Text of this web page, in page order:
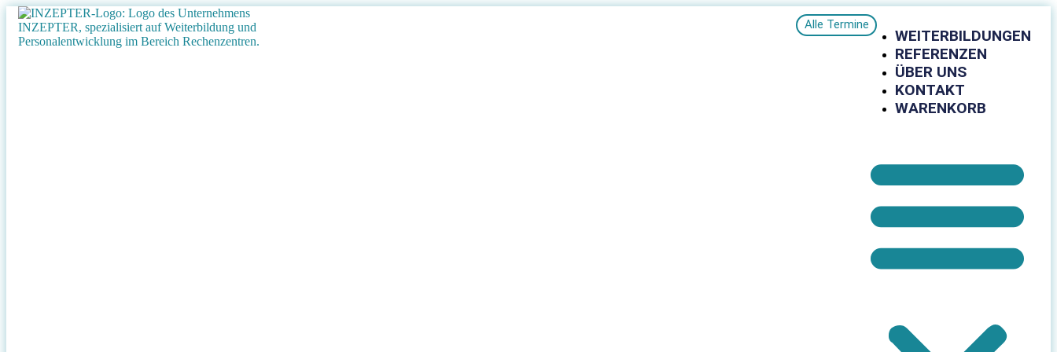
WEITERBILDUNGEN
REFERENZEN
ÜBER UNS
KONTAKT
WARENKORB
Alle Termine